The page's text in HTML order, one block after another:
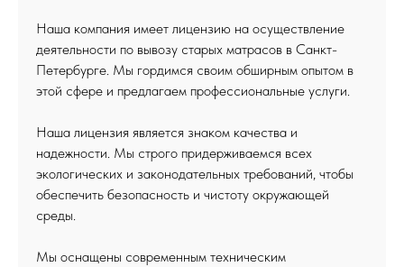
Наша компания имеет лицензию на осуществление
деятельности по вывозу старых матрасов в Санкт-
Петербурге. Мы гордимся своим обширным опытом в
этой сфере и предлагаем профессиональные услуги.
Наша лицензия является знаком качества и
надежности. Мы строго придерживаемся всех
экологических и законодательных требований, чтобы
обеспечить безопасность и чистоту окружающей
среды.
Мы оснащены современным техническим